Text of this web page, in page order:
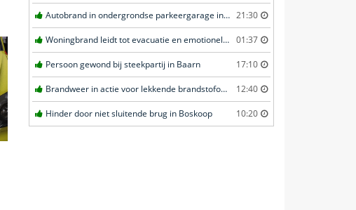
Autobrand in ondergrondse parkeergarage in Rhenen 21:30
Woningbrand leidt tot evacuatie en emotionele redding van kat in Amsterdam 01:37
Persoon gewond bij steekpartij in Baarn 17:10
Brandweer in actie voor lekkende brandstofoplegger in Stroe 12:40
Hinder door niet sluitende brug in Boskoop 10:20